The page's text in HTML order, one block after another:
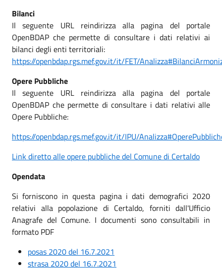
Bilanci
Il seguente URL reindirizza alla pagina del portale
OpenBDAP che permette di consultare i dati relativi ai
bilanci degli enti territoriali:
https://openbdap.rgs.mef.gov.it/it/FET/
Opere Pubbliche
Il seguente URL reindirizza alla pagina del portale
OpenBDAP che permette di consultare i dati relativi alle
Opere Pubbliche:
https://openbdap.rgs.mef.gov.it/it/IPU/
Link diretto alle opere pubbliche del Comune di Certaldo
Opendata
Si forniscono in questa pagina i dati demografici 2020
relativi alla popolazione di Certaldo, forniti dall'Ufficio
Anagrafe del Comune. I documenti sono consultabili in
formato PDF
posas 2020 del 16.7.2021
strasa 2020 del 16.7.2021